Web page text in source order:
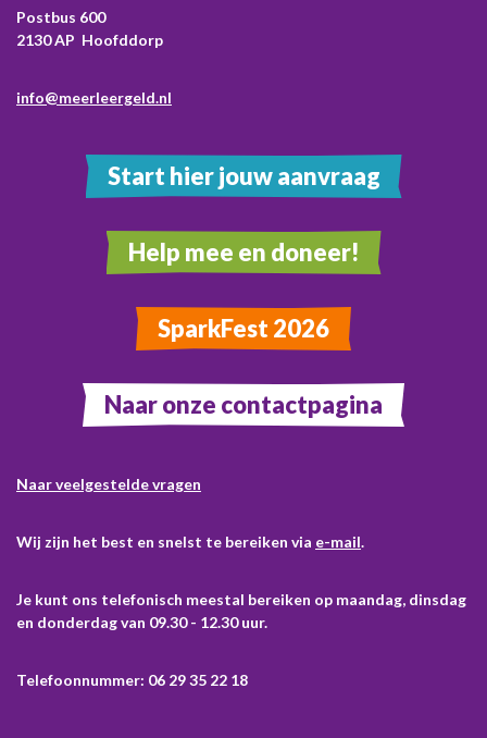
Postbus 600
2130 AP Hoofddorp
info@meerleergeld.nl
Start hier jouw aanvraag
Help mee en doneer!
SparkFest 2026
Naar onze contactpagina
Naar veelgestelde vragen
Wij zijn het best en snelst te bereiken via e-mail.
Je kunt ons telefonisch meestal bereiken op maandag, dinsdag
en donderdag van 09.30 - 12.30 uur.
Telefoonnummer: 06 29 35 22 18